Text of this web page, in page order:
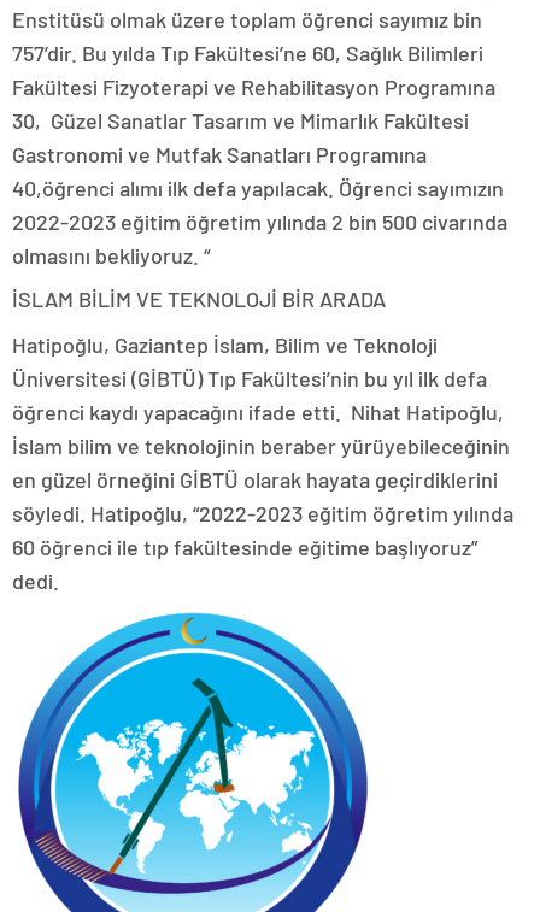
Enstitüsü olmak üzere toplam öğrenci sayımız bin
757’dir. Bu yılda Tıp Fakültesi’ne 60, Sağlık Bilimleri
Fakültesi Fizyoterapi ve Rehabilitasyon Programına
30, Güzel Sanatlar Tasarım ve Mimarlık Fakültesi
Gastronomi ve Mutfak Sanatları Programına
40,öğrenci alımı ilk defa yapılacak. Öğrenci sayımızın
2022-2023 eğitim öğretim yılında 2 bin 500 civarında
olmasını bekliyoruz. “
İSLAM BİLİM VE TEKNOLOJİ BİR ARADA
Hatipoğlu, Gaziantep İslam, Bilim ve Teknoloji
Üniversitesi (GİBTÜ) Tıp Fakültesi’nin bu yıl ilk defa
öğrenci kaydı yapacağını ifade etti. Nihat Hatipoğlu,
İslam bilim ve teknolojinin beraber yürüyebileceğinin
en güzel örneğini GİBTÜ olarak hayata geçirdiklerini
söyledi. Hatipoğlu, “2022-2023 eğitim öğretim yılında
60 öğrenci ile tıp fakültesinde eğitime başlıyoruz”
dedi.